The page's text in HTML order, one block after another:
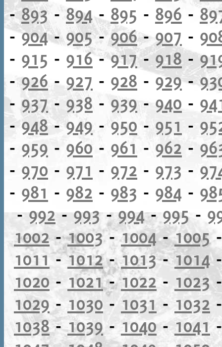
-893-894- 895 - 896 -
-904-905-906-907 -
- 915 - 916-917-918 -
-926 - 927 - 928 - 929-
- 937-938 - 939- 940 -
-948-949 - 950 - 951 -
- 959 - 960 - 961 - 962 -
- 970 - 971 - 972 - 973 -
- 981 - 982 - 983 - 984 -
-992-993-994- 995 -
1002-1003-1004-1005
1011-1012-1013-1014
1020 - 1021-1022 - 1023
1029 -1030- 1031 -1032
1038-1039 - 1040- 1041